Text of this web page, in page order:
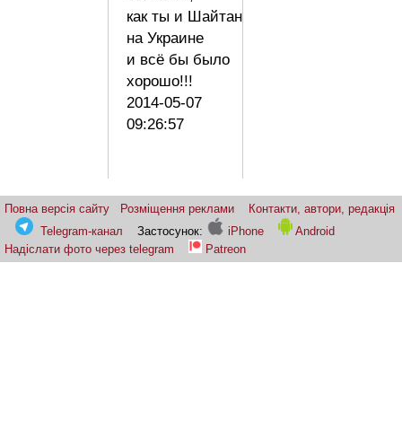
как ты и Шайтан
на Украине
и всё бы было
хорошо!!!
2014-05-07
09:26:57
Повна версія сайту Розміщення реклами
Контакти, автори, редакція
Telegram-канал
Застосунок: iPhone
Android
Надіслати фото через telegram
Patreon